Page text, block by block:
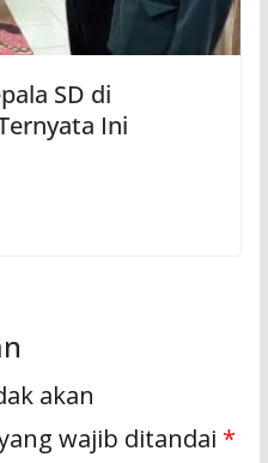
SD di
Ini
akan
wajib ditandai *